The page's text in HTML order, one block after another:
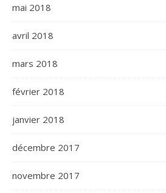
mai 2018
avril 2018
mars 2018
février 2018
janvier 2018
décembre 2017
novembre 2017